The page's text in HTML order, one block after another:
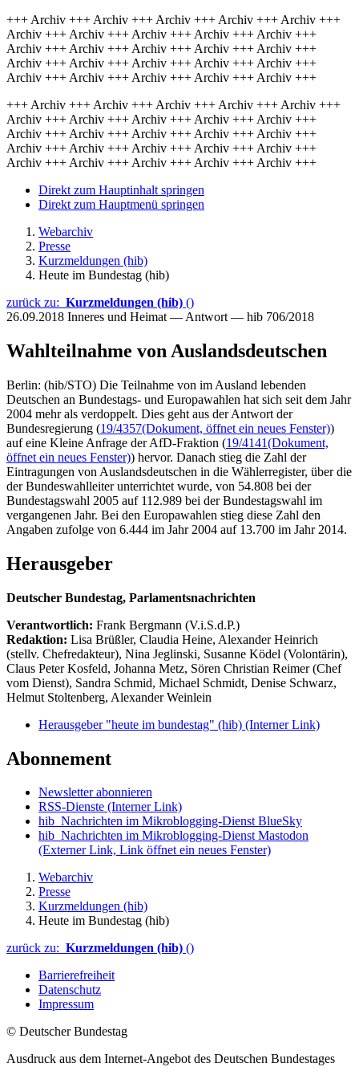
+++ Archiv +++ Archiv +++ Archiv +++ Archiv +++ Archiv +++
Archiv +++ Archiv +++ Archiv +++ Archiv +++ Archiv +++
Archiv +++ Archiv +++ Archiv +++ Archiv +++ Archiv +++
Archiv +++ Archiv +++ Archiv +++ Archiv +++ Archiv +++
Archiv +++ Archiv +++ Archiv +++ Archiv +++ Archiv +++
+++ Archiv +++ Archiv +++ Archiv +++ Archiv +++ Archiv +++
Archiv +++ Archiv +++ Archiv +++ Archiv +++ Archiv +++
Archiv +++ Archiv +++ Archiv +++ Archiv +++ Archiv +++
Archiv +++ Archiv +++ Archiv +++ Archiv +++ Archiv +++
Archiv +++ Archiv +++ Archiv +++ Archiv +++ Archiv +++
Direkt zum Hauptinhalt springen
Direkt zum Hauptmenü springen
Webarchiv
Presse
Kurzmeldungen (hib)
Heute im Bundestag (hib)
zurück zu: Kurzmeldungen (hib) ()
26.09.2018 Inneres und Heimat — Antwort — hib 706/2018
Wahlteilnahme von Auslandsdeutschen
Berlin: (hib/STO) Die Teilnahme von im Ausland lebenden
Deutschen an Bundestags- und Europawahlen hat sich seit dem Jahr
2004 mehr als verdoppelt. Dies geht aus der Antwort der
Bundesregierung (19/4357(Dokument, öffnet ein neues Fenster))
auf eine Kleine Anfrage der AfD-Fraktion (19/4141(Dokument,
öffnet ein neues Fenster)) hervor. Danach stieg die Zahl der
Eintragungen von Auslandsdeutschen in die Wählerregister, über die
der Bundeswahlleiter unterrichtet wurde, von 54.808 bei der
Bundestagswahl 2005 auf 112.989 bei der Bundestagswahl im
vergangenen Jahr. Bei den Europawahlen stieg diese Zahl den
Angaben zufolge von 6.444 im Jahr 2004 auf 13.700 im Jahr 2014.
Herausgeber
Deutscher Bundestag, Parlamentsnachrichten
Verantwortlich: Frank Bergmann (V.i.S.d.P.)
Redaktion: Lisa Brüßler, Claudia Heine, Alexander Heinrich
(stellv. Chefredakteur), Nina Jeglinski, Susanne Ködel (Volontärin),
Claus Peter Kosfeld, Johanna Metz, Sören Christian Reimer (Chef
vom Dienst), Sandra Schmid, Michael Schmidt, Denise Schwarz,
Helmut Stoltenberg, Alexander Weinlein
Herausgeber "heute im bundestag" (hib) (Interner Link)
Abonnement
Newsletter abonnieren
RSS-Dienste (Interner Link)
hib_Nachrichten im Mikroblogging-Dienst BlueSky
hib_Nachrichten im Mikroblogging-Dienst Mastodon
(Externer Link, Link öffnet ein neues Fenster)
Webarchiv
Presse
Kurzmeldungen (hib)
Heute im Bundestag (hib)
zurück zu: Kurzmeldungen (hib) ()
Barrierefreiheit
Datenschutz
Impressum
© Deutscher Bundestag
Ausdruck aus dem Internet-Angebot des Deutschen Bundestages